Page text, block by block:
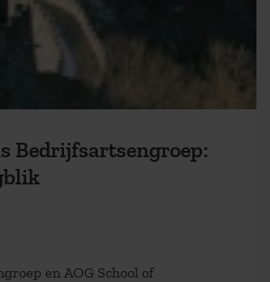
Bedrijfsartsengroep:
en AOG School of